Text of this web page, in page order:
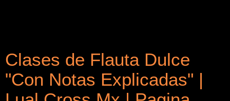
Clases de Flauta Dulce
"Con Notas Explicadas" |